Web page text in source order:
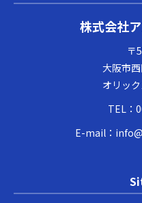
株式会社
〒
大阪市
オリッ
TEL：
E-mail：